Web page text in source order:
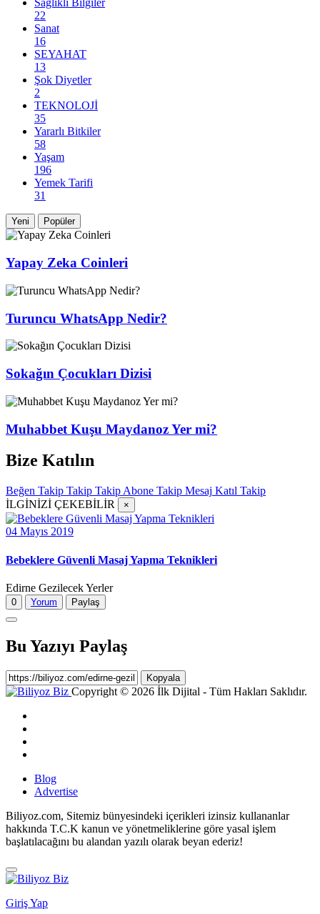
Sağlıklı Bilgiler
22
Sanat
16
SEYAHAT
13
Şok Diyetler
2
TEKNOLOJİ
35
Yararlı Bitkiler
58
Yaşam
196
Yemek Tarifi
31
Yeni Popüler
Yapay Zeka Coinleri
Turuncu WhatsApp Nedir?
Sokağın Çocukları Dizisi
Muhabbet Kuşu Maydanoz Yer mi?
Bize Katılın
Beğen Takip Takip Takip Abone Takip Mesaj Katıl Takip
İLGİNİZİ ÇEKEBİLİR
×
04 Mayıs 2019
Bebeklere Güvenli Masaj Yapma Teknikleri
Edirne Gezilecek Yerler
0 Yorum Paylaş
Bu Yazıyı Paylaş
Kopyala
Copyright © 2026 İlk Dijital - Tüm Hakları Saklıdır.
Blog
Advertise
Biliyoz.com, Sitemiz bünyesindeki içerikleri izinsiz kullananlar
hakkında T.C.K kanun ve yönetmeliklerine göre yasal işlem
başlatılacağını bu alandan yazılı olarak beyan ederiz!
Giriş Yap